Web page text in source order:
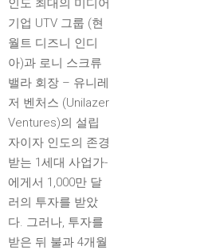
인도 최대의 미디어
기업 UTV 그룹 (현
월트 디즈니 인디
아)과 로니 스크류
밸라 회장 – 유니레
저 벤처스 (Unilazer
Ventures)의 설립
자이자 인도의 존경
받는 1세대 사업가-
에게서 1,000만 달
러의 투자를 받았
다. 그러나, 투자를
받은 뒤 불과 4개월